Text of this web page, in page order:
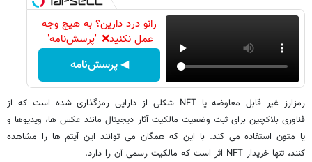
زانو درد دارین؟ به هیچ وجه
عمل نکنید❌ "پرسش‌نامه"
◀ پرسش‌نامه
رمزارز غیر قابل معاوضه یا NFT شکلی از دارایی رمزگذاری شده است که از
فناوری بلاکچین برای ثبت وضعیت مالکیت آثار دیجیتال مانند عکس ها، ویدیوها و
یا متون استفاده می کند. با این که همگان می توانند این آیتم ها را مشاهده
کنند، تنها خریدار NFT اثر است که مالکیت رسمی آن را دارد.